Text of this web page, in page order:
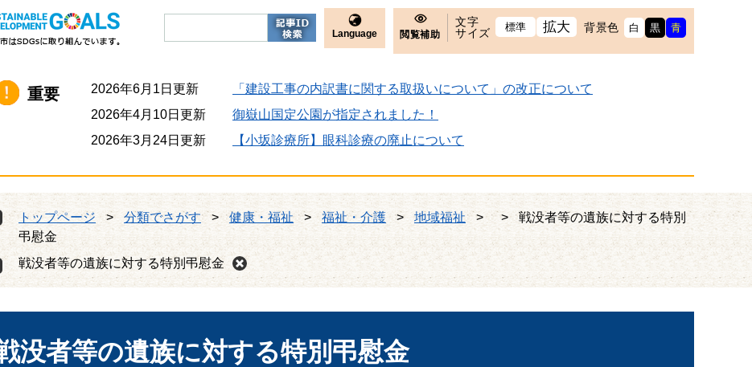
Language 閲覧補助
文字
サイズ
標準 拡大 背景色 白 黒 青
重要 2026年6月1日更新
「建設工事の内訳書に関する取扱いについて」の改正について
2026年4月10日更新
御嶽山国定公園が指定されました！
2026年3月24日更新
【小坂診療所】眼科診療の廃止について
トップページ > 分類でさがす > 健康・福祉 > 福祉・介護 > 地域福祉 > > 戦没者等の遺族に対する特別
弔慰金
戦没者等の遺族に対する特別弔慰金
没者等の遺族に対する特別弔慰金